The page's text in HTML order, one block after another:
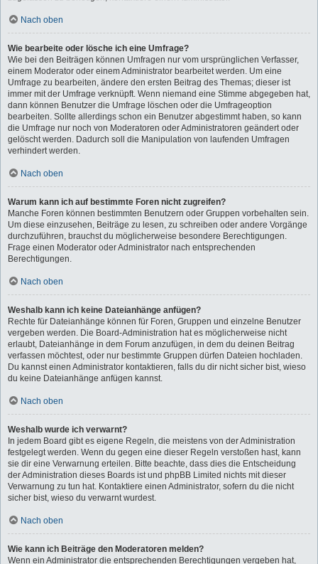
Nach oben
Wie bearbeite oder lösche ich eine Umfrage?
Wie bei den Beiträgen können Umfragen nur vom ursprünglichen Verfasser,
einem Moderator oder einem Administrator bearbeitet werden. Um eine
Umfrage zu bearbeiten, ändere den ersten Beitrag des Themas; dieser ist
immer mit der Umfrage verknüpft. Wenn niemand eine Stimme abgegeben hat,
dann können Benutzer die Umfrage löschen oder die Umfrageoption
bearbeiten. Sollte allerdings schon ein Benutzer abgestimmt haben, so kann
die Umfrage nur noch von Moderatoren oder Administratoren geändert oder
gelöscht werden. Dadurch soll die Manipulation von laufenden Umfragen
verhindert werden.
Nach oben
Warum kann ich auf bestimmte Foren nicht zugreifen?
Manche Foren können bestimmten Benutzern oder Gruppen vorbehalten sein.
Um diese einzusehen, Beiträge zu lesen, zu schreiben oder andere Vorgänge
durchzuführen, brauchst du möglicherweise besondere Berechtigungen.
Frage einen Moderator oder Administrator nach entsprechenden
Berechtigungen.
Nach oben
Weshalb kann ich keine Dateianhänge anfügen?
Rechte für Dateianhänge können für Foren, Gruppen und einzelne Benutzer
vergeben werden. Die Board-Administration hat es möglicherweise nicht
erlaubt, Dateianhänge in dem Forum anzufügen, in dem du deinen Beitrag
verfassen möchtest, oder nur bestimmte Gruppen dürfen Dateien hochladen.
Du kannst einen Administrator kontaktieren, falls du dir nicht sicher bist, wieso
du keine Dateianhänge anfügen kannst.
Nach oben
Weshalb wurde ich verwarnt?
In jedem Board gibt es eigene Regeln, die meistens von der Administration
festgelegt werden. Wenn du gegen eine dieser Regeln verstoßen hast, kann
sie dir eine Verwarnung erteilen. Bitte beachte, dass dies die Entscheidung
der Administration dieses Boards ist und phpBB Limited nichts mit dieser
Verwarnung zu tun hat. Kontaktiere einen Administrator, sofern du die nicht
sicher bist, wieso du verwarnt wurdest.
Nach oben
Wie kann ich Beiträge den Moderatoren melden?
Wenn ein Administrator die entsprechenden Berechtigungen vergeben hat,